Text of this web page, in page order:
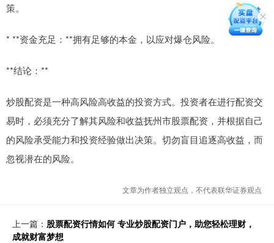
策。
* **资金充足：**拥有足够的本金，以应对爆仓风险。
**结论：**
炒股配资是一种高风险高收益的投资方式。投资者在进行配资交
易时，必须充分了解其风险和收益抚州市股票配资，并根据自己
的风险承受能力和投资经验做出决策。切勿盲目追逐高收益，而
忽视潜在的风险。
文章为作者独立观点，不代表联华证券观点
上一篇： 股票配资行情如何 专业炒股配资门户，助您轻松理财，
成就财富梦想